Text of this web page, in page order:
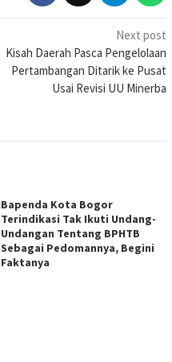
Next post
Kisah Daerah Pasca Pengelolaan
Pertambangan Ditarik ke Pusat
Usai Revisi UU Minerba
Bapenda Kota Bogor
Terindikasi Tak Ikuti Undang-
Undangan Tentang BPHTB
Sebagai Pedomannya, Begini
Faktanya